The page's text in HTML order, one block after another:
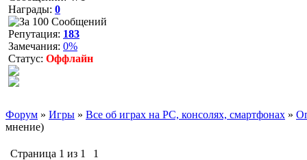
Награды: 0
Репутация: 183
Замечания: 0%
Статус: Оффлайн
Форум » Игры » Все об играх на PC, консолях, смартфонах »
мнение)
Страница 1 из 1 1